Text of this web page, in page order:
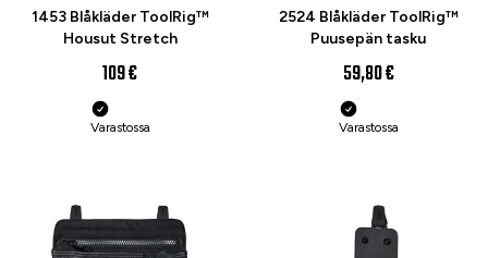
1453 Blåkläder ToolRig™
Housut Stretch
109 €
Varastossa
2524 Blåkläder ToolRig™
Puusepän tasku
59,80 €
Varastossa